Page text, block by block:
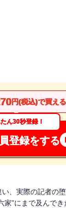
円(税込)で買える
ん30秒登録！
登録をする
、実際の記者の
”にまで及んで